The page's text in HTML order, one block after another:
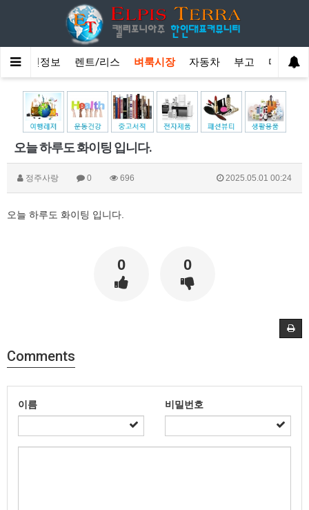
구인정보 렌트/리스 벼룩시장 자동차 부고 마이페
오늘 하루도 화이팅 입니다.
정주사랑 0 696 2025.05.01 00:24
오늘 하루도 화이팅 입니다.
0 0
Comments
이름 비밀번호